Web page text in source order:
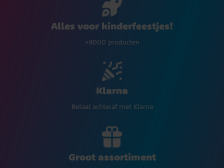
Alles voor kinderfeestjes!
+8000 producten
Klarna
Betaal achteraf met Klarna
Groot assortiment